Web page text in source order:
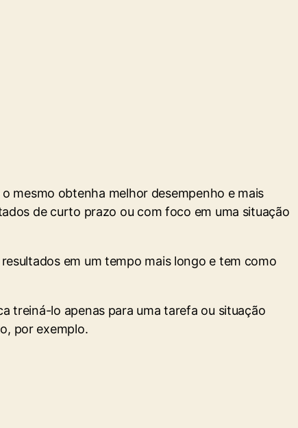
mesmo obtenha melhor desempenho e mais
de curto prazo ou com foco em uma situação
em um tempo mais longo e tem como
treiná-lo apenas para uma tarefa ou situação
por exemplo.